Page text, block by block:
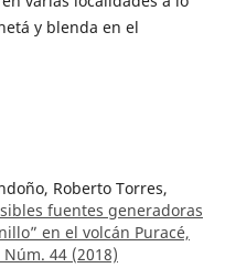
y blenda en el
Roberto Torres,
fuentes generadoras
en el volcán Puracé,
44 (2018)